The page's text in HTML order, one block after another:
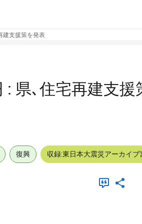
建支援策を発表
: 県､住宅再建支援
復興 収録:東日本大震災アーカイブ